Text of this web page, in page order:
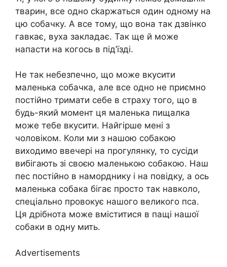
тварин, все одно сkаржаться один одному на
цю собачку. А все тому, що вона так дзвінко
гавкає, вуха закладає. Так ще й може
напасти на когось в під’їзді.
Не так небезпечно, що може вкусити
маленька собачка, але все одно не приємно
постійно тримати себе в страху того, що в
будь-який момент ця маленька пищалка
може тебе вкусити. Найгірше мені з
чоловіком. Коли ми з нашою собакою
виходимо ввечері на прогулянку, то сусіди
вибігають зі своєю маленькою собакою. Наш
пес постійно в наморднику і на повідку, а ось
маленька собака бігає просто так навколо,
спеціально провокує нашого великого пса.
Ця дрібнота може вміститися в пащі нашої
собаки в одну мить.
Advertisements